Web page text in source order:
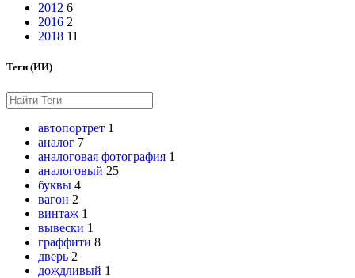
2012 6
2016 2
2018 11
Теги (ИИ)
автопортрет 1
аналог 7
аналоговая фотография 1
аналоговый 25
буквы 4
вагон 2
винтаж 1
вывески 1
граффити 8
дверь 2
дождливый 1